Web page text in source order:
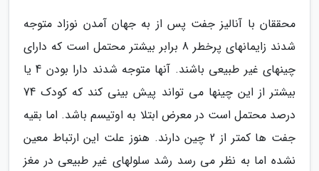
محققان با آنالیز جفت پس از به جهان آمدن نوزاد متوجه
شدند زایمانهای پرخطر 8 برابر بیشتر محتمل است که دارای
چینهای غیر طبیعی باشند. آنها متوجه شدند دارا بودن 4 یا
بیشتر از این چینها می تواند پیش بینی کند که کودک 74
درصد محتمل است در معرض ابتلا به اوتیسم باشد. اما بقیه
جفت ها کمتر از 2 چین دارند. هنوز علت این ارتباط معین
نشده اما به نظر می رسد رشد سلولهای غیر طبیعی در مغز